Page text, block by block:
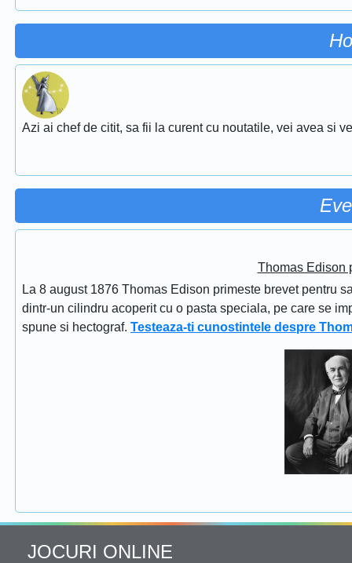
Azi ai chef de citit, sa fii la curent cu noutatile, vei avea si
Thomas Edison
La 8 august 1876 Thomas Edison primeste brevet pentru
dintr-un cilindru acoperit cu o pasta speciala, pe care se
spune si hectograf. Testeaza-ti cunostintele despre
JOCURI ONLINE